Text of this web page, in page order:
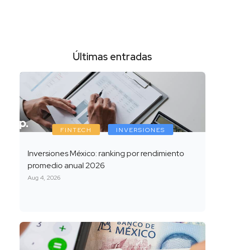
Últimas entradas
FINTECH INVERSIONES
Inversiones México: ranking por rendimiento
promedio anual 2026
Aug 4, 2026